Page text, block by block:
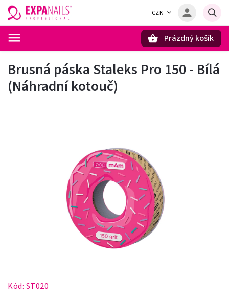
CZK
Prázdný košík
Brusná páska Staleks Pro 150 - Bílá
(Náhradní kotouč)
Kód: ST020